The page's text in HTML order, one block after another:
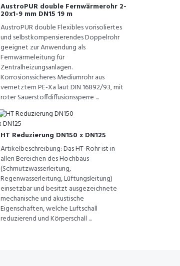
AustroPUR double Fernwärmerohr 2-
20x1-9 mm DN15 19 m
AustroPUR double Flexibles vorisoliertes
und selbstkompensierendes Doppelrohr
geeignet zur Anwendung als
Fernwärmeleitung für
Zentralheizungsanlagen.
Korrosionssicheres Mediumrohr aus
vernetztem PE-Xa laut DIN 16892/93, mit
roter Sauerstoffdiffusionssperre ...
HT Reduzierung DN150 x DN125
Artikelbeschreibung: Das HT-Rohr ist in
allen Bereichen des Hochbaus
(Schmutzwasserleitung,
Regenwasserleitung, Lüftungsleitung)
einsetzbar und besitzt ausgezeichnete
mechanische und akustische
Eigenschaften, welche Luftschall
reduzierend und Körperschall ...